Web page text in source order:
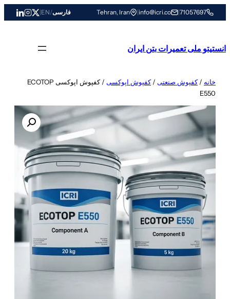
به
71057697
|
info@icri.co
|
Tehran, Iran فارسی/
EN
|
انستیتو ملی تعمیرات بتن ایران
خانه /کفپوش صنعتی /کفپوش اپوکسی
/ کفپوش اپوکسی ECOTOP
E550